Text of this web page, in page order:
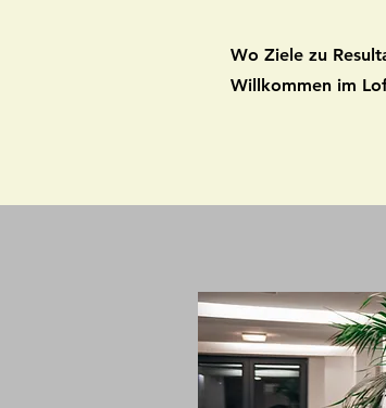
Wo Ziele zu
Willkommen im